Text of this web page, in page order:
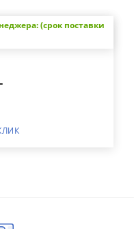
(срок поставки